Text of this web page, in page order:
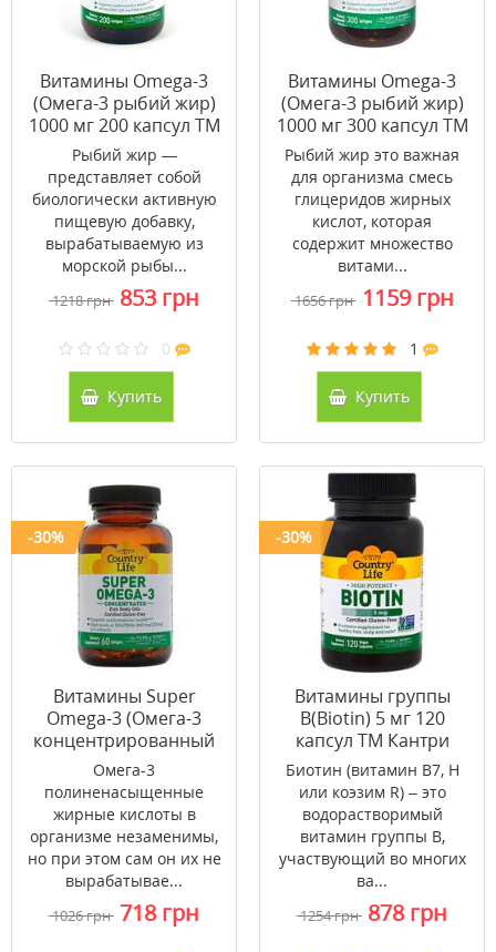
Витамины Omega-3
(Омега-3 рыбий жир)
1000 мг 200 капсул ТМ
Кантри Лайф / Country
Life
Рыбий жир —
представляет собой
биологически активную
пищевую добавку,
вырабатываемую из
морской рыбы...
1218 грн 853 грн
0
Купить
Витамины Omega-3
(Омега-3 рыбий жир)
1000 мг 300 капсул ТМ
Кантри Лайф / Country
Life
Рыбий жир это важная
для организма смесь
глицеридов жирных
кислот, которая
содержит множество
витами...
1656 грн 1159 грн
1
Купить
-30%
Витамины Super
Omega-3 (Омега-3
концентрированный
рыбий жир) 60 капсул
ТМ Кантри Лайф /
Country Life
Омега-3
полиненасыщенные
жирные кислоты в
организме незаменимы,
но при этом сам он их не
вырабатывае...
1026 грн 718 грн
-30%
Витамины группы
B(Biotin) 5 мг 120
капсул ТМ Кантри
Лайф / Country Life
Биотин (витамин В7, Н
или коэзим R) – это
водорастворимый
витамин группы В,
участвующий во многих
ва...
1254 грн 878 грн